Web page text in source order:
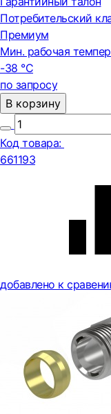
Потребительский
Премиум
Мин. рабочая
-38 °С
по запросу
В корзину
Код товара:
661193
добавлено к